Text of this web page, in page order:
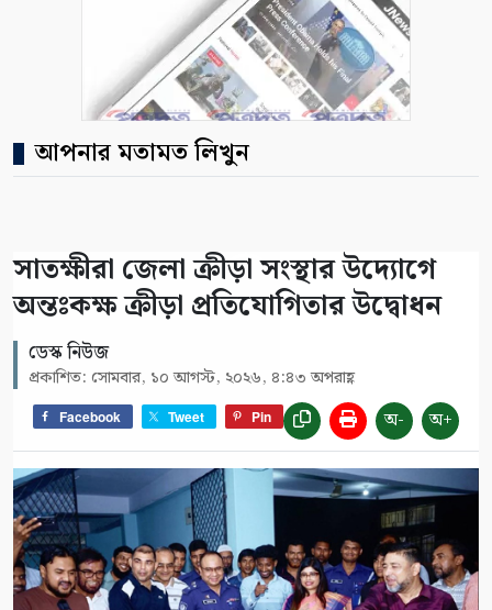
আপনার মতামত লিখুন
সাতক্ষীরা জেলা ক্রীড়া সংস্থার উদ্যোগে
অন্তঃকক্ষ ক্রীড়া প্রতিযোগিতার উদ্বোধন
ডেস্ক নিউজ
প্রকাশিত: সোমবার, ১০ আগস্ট, ২০২৬, ৪:৪৩ অপরাহ্ণ
Facebook Tweet Pin অ- অ+